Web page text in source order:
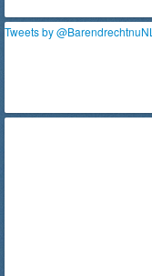
Tweets by @BarendrechtnuNL